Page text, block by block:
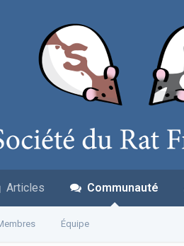
Articles Communauté
Équipe